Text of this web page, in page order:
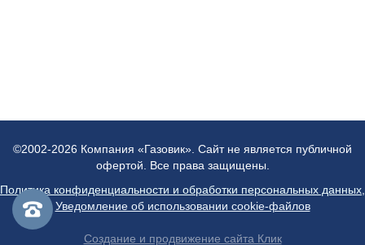
©2002-2026 Компания «Газовик». Сайт не является публичной
офертой. Все права защищены.
Политика конфиденциальности и обработки персональных данных
Уведомление об использовании cookie-файлов
Создание и продвижение сайта Клик